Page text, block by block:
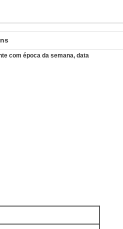
com época da semana, data